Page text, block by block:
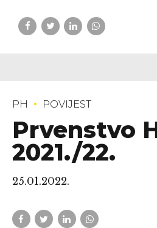
PH POVIJEST
Prvenstvo
2021./22.
25.01.2022.